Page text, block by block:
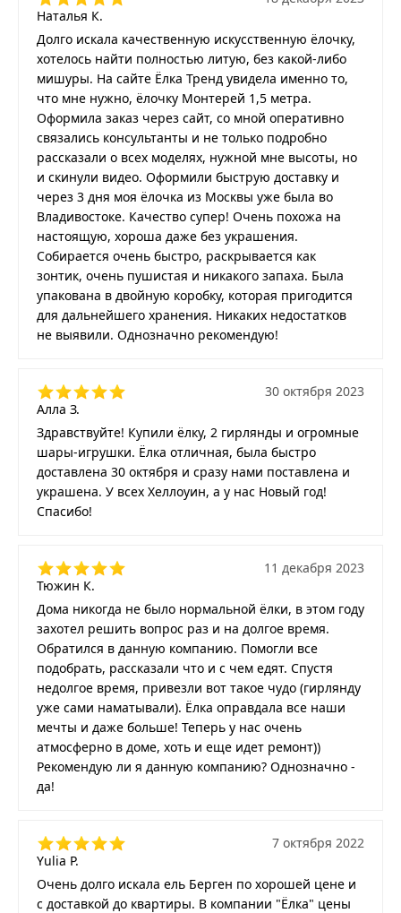
Наталья К.
Долго искала качественную искусственную ёлочку,
хотелось найти полностью литую, без какой-либо
мишуры. На сайте Ёлка Тренд увидела именно то,
что мне нужно, ёлочку Монтерей 1,5 метра.
Оформила заказ через сайт, со мной оперативно
связались консультанты и не только подробно
рассказали о всех моделях, нужной мне высоты, но
и скинули видео. Оформили быструю доставку и
через 3 дня моя ёлочка из Москвы уже была во
Владивостоке. Качество супер! Очень похожа на
настоящую, хороша даже без украшения.
Собирается очень быстро, раскрывается как
зонтик, очень пушистая и никакого запаха. Была
упакована в двойную коробку, которая пригодится
для дальнейшего хранения. Никаких недостатков
не выявили. Однозначно рекомендую!
Алла З.
30 октября 2023
Здравствуйте! Купили ёлку, 2 гирлянды и огромные
шары-игрушки. Ёлка отличная, была быстро
доставлена 30 октября и сразу нами поставлена и
украшена. У всех Хеллоуин, а у нас Новый год!
Спасибо!
Тюжин К.
11 декабря 2023
Дома никогда не было нормальной ёлки, в этом году
захотел решить вопрос раз и на долгое время.
Обратился в данную компанию. Помогли все
подобрать, рассказали что и с чем едят. Спустя
недолгое время, привезли вот такое чудо (гирлянду
уже сами наматывали). Ёлка оправдала все наши
мечты и даже больше! Теперь у нас очень
атмосферно в доме, хоть и еще идет ремонт))
Рекомендую ли я данную компанию? Однозначно -
да!
Yulia P.
7 октября 2022
Очень долго искала ель Берген по хорошей цене и
с доставкой до квартиры. В компании "Ёлка" цены